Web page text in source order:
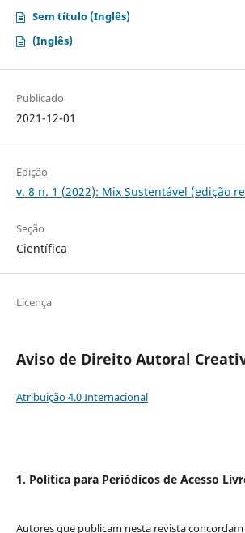
Sem título (Inglês)
(Inglês)
Publicado
2021-12-01
Edição
v. 8 n. 1 (2022): Mix Sustentável (edição
Seção
Científica
Licença
Aviso de Direito Autoral
Atribuição 4.0 Internacional
1. Política para Periódicos de Acesso
Autores que publicam nesta revista